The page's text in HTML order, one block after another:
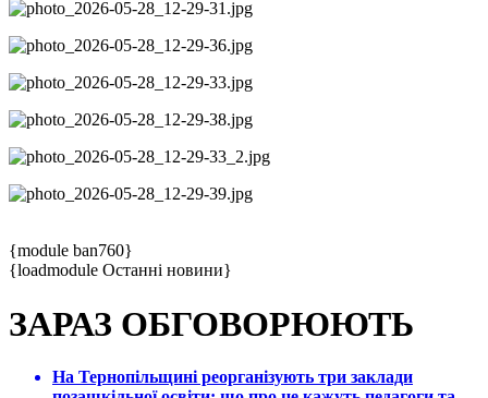
{module ban760}
{loadmodule Останні новини}
ЗАРАЗ ОБГОВОРЮЮТЬ
На Тернопільщині реорганізують три заклади